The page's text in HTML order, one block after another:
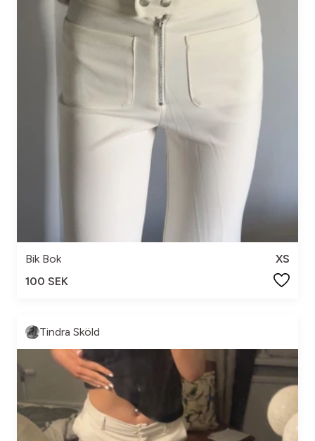
Bik Bok
XS
100 SEK
Tindra Sköld